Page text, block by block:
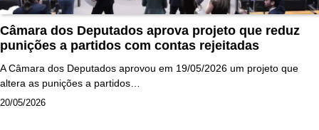
Câmara dos Deputados aprova projeto que reduz
punições a partidos com contas rejeitadas
A Câmara dos Deputados aprovou em 19/05/2026 um projeto que
altera as punições a partidos…
20/05/2026